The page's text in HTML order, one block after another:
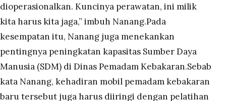
dioperasionalkan. Kuncinya perawatan, ini milik
kita harus kita jaga,” imbuh Nanang.Pada
kesempatan itu, Nanang juga menekankan
pentingnya peningkatan kapasitas Sumber Daya
Manusia (SDM) di Dinas Pemadam Kebakaran.Sebab
kata Nanang, kehadiran mobil pemadam kebakaran
baru tersebut juga harus diiringi dengan pelatihan